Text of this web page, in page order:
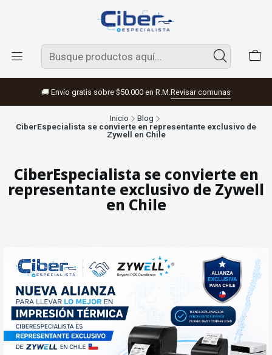
🚚 Envío gratis sobre $50.000 en R.M. Revisar comunas
Inicio
Blog
CiberEspecialista se convierte en representante exclusivo de
Zywell en Chile
CiberEspecialista se convierte en
representante exclusivo de Zywell
en Chile